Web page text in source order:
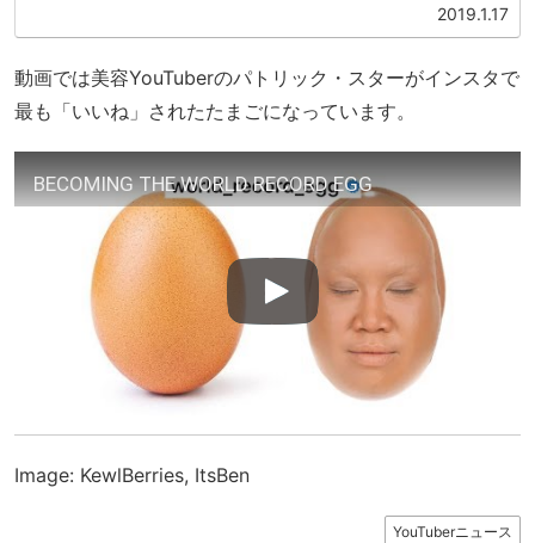
2019.1.17
動画では美容YouTuberのパトリック・スターがインスタで
最も「いいね」されたたまごになっています。
BECOMING THE WORLD RECORD EGG
Image: KewlBerries, ItsBen
YouTuberニュース